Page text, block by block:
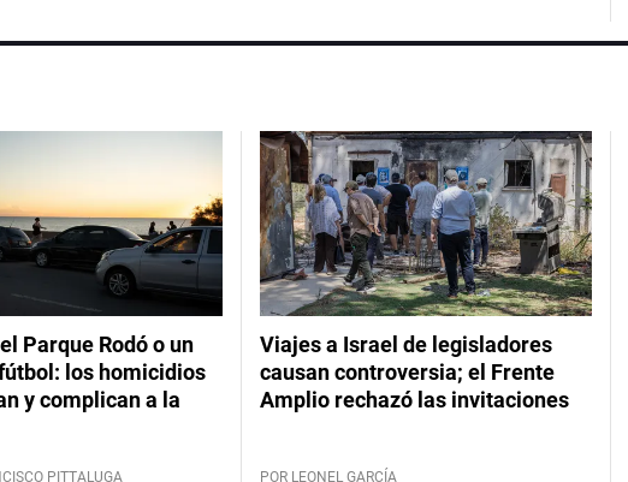
Parque Rodó o un
los homicidios
y complican a la
PITTALUGA
Viajes a Israel de legisladores
causan controversia; el Frente
Amplio rechazó las invitaciones
POR LEONEL GARCÍA